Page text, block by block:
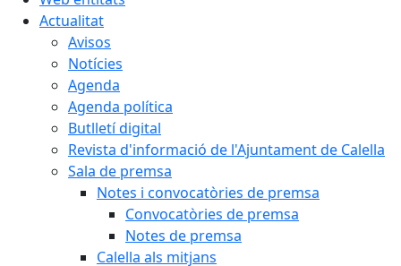
Actualitat
Avisos
Notícies
Agenda
Agenda política
Butlletí digital
Revista d'informació de l'Ajuntament de Calella
Sala de premsa
Notes i convocatòries de premsa
Convocatòries de premsa
Notes de premsa
Calella als mitjans